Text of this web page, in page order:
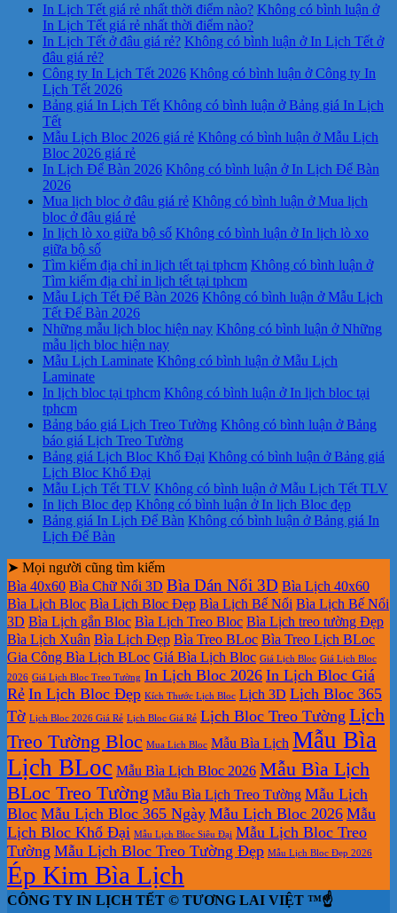
In Lịch Tết giá rẻ nhất thời điểm nào? Không có bình luận ở
In Lịch Tết giá rẻ nhất thời điểm nào?
In Lịch Tết ở đâu giá rẻ? Không có bình luận ở In Lịch Tết ở
đâu giá rẻ?
Công ty In Lịch Tết 2026 Không có bình luận ở Công ty In
Lịch Tết 2026
Bảng giá In Lịch Tết Không có bình luận ở Bảng giá In Lịch
Tết
Mẫu Lịch Bloc 2026 giá rẻ Không có bình luận ở Mẫu Lịch
Bloc 2026 giá rẻ
In Lịch Để Bàn 2026 Không có bình luận ở In Lịch Để Bàn
2026
Mua lịch bloc ở đâu giá rẻ Không có bình luận ở Mua lịch
bloc ở đâu giá rẻ
In lịch lò xo giữa bộ số Không có bình luận ở In lịch lò xo
giữa bộ số
Tìm kiếm địa chỉ in lịch tết tại tphcm Không có bình luận ở
Tìm kiếm địa chỉ in lịch tết tại tphcm
Mẫu Lịch Tết Để Bàn 2026 Không có bình luận ở Mẫu Lịch
Tết Để Bàn 2026
Những mẫu lịch bloc hiện nay Không có bình luận ở Những
mẫu lịch bloc hiện nay
Mẫu Lịch Laminate Không có bình luận ở Mẫu Lịch
Laminate
In lịch bloc tại tphcm Không có bình luận ở In lịch bloc tại
tphcm
Bảng báo giá Lịch Treo Tường Không có bình luận ở Bảng
báo giá Lịch Treo Tường
Bảng giá Lịch Bloc Khổ Đại Không có bình luận ở Bảng giá
Lịch Bloc Khổ Đại
Mẫu Lịch Tết TLV Không có bình luận ở Mẫu Lịch Tết TLV
In lịch Bloc đẹp Không có bình luận ở In lịch Bloc đẹp
Bảng giá In Lịch Để Bàn Không có bình luận ở Bảng giá In
Lịch Để Bàn
➤ Mọi người cũng tìm kiếm
Bìa 40x60 Bìa Chữ Nổi 3D Bìa Dán Nổi 3D Bìa Lịch 40x60
Bìa Lịch Bloc Bìa Lịch Bloc Đẹp Bìa Lịch Bế Nổi Bìa Lịch Bế Nổi
3D Bìa Lịch gắn Bloc Bìa Lịch Treo Bloc Bìa Lịch treo tường Đẹp
Bìa Lịch Xuân Bìa Lịch Đẹp Bìa Treo BLoc Bìa Treo Lịch BLoc
Gia Công Bìa Lịch BLoc Giá Bìa Lịch Bloc Giá Lịch Bloc Giá Lịch Bloc
2026 Giá Lịch Bloc Treo Tường In Lịch Bloc 2026 In Lịch Bloc Giá
Rẻ In Lịch Bloc Đẹp Kích Thước Lịch Bloc Lịch 3D Lịch Bloc 365
Tờ Lịch Bloc 2026 Giá Rẻ Lịch Bloc Giá Rẻ Lịch Bloc Treo Tường Lịch
Treo Tường Bloc Mua Lich Bloc Mẫu Bìa Lịch Mẫu Bìa
Lịch BLoc Mẫu Bìa Lịch Bloc 2026 Mẫu Bìa Lịch
BLoc Treo Tường Mẫu Bìa Lịch Treo Tường Mẫu Lịch
Bloc Mẫu Lịch Bloc 365 Ngày Mẫu Lịch Bloc 2026 Mẫu
Lịch Bloc Khổ Đại Mẫu Lịch Bloc Siêu Đại Mẫu Lịch Bloc Treo
Tường Mẫu Lịch Bloc Treo Tường Đẹp Mẫu Lịch Bloc Đẹp 2026
Ép Kim Bìa Lịch
CÔNG TY IN LỊCH TẾT © TƯƠNG LAI VIỆT ™☝️